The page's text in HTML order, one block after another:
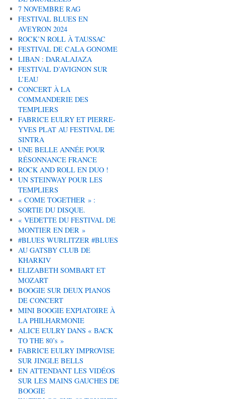
7 NOVEMBRE RAG
FESTIVAL BLUES EN
AVEYRON 2024
ROCK’N ROLL À TAUSSAC
FESTIVAL DE CALA GONOME
LIBAN : DARALAJAZA
FESTIVAL D’AVIGNON SUR
L’EAU
CONCERT À LA
COMMANDERIE DES
TEMPLIERS
FABRICE EULRY ET PIERRE-
YVES PLAT AU FESTIVAL DE
SINTRA
UNE BELLE ANNÉE POUR
RÉSONNANCE FRANCE
ROCK AND ROLL EN DUO !
UN STEINWAY POUR LES
TEMPLIERS
« COME TOGETHER » :
SORTIE DU DISQUE.
« VEDETTE DU FESTIVAL DE
MONTIER EN DER »
#BLUES WURLITZER #BLUES
AU GATSBY CLUB DE
KHARKIV
ELIZABETH SOMBART ET
MOZART
BOOGIE SUR DEUX PIANOS
DE CONCERT
MINI BOOGIE EXPIATOIRE À
LA PHILHARMONIE
ALICE EULRY DANS « BACK
TO THE 80’s »
FABRICE EULRY IMPROVISE
SUR JINGLE BELLS
EN ATTENDANT LES VIDÉOS
SUR LES MAINS GAUCHES DE
BOOGIE